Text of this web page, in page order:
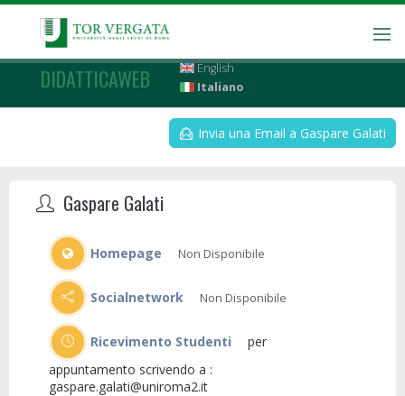
DIDATTICAWEB
English
Italiano
Invia una Email a Gaspare Galati
Gaspare Galati
Homepage Non Disponibile
Socialnetwork Non Disponibile
Ricevimento Studenti
appuntamento scrivendo a :
gaspare.galati@uniroma2.it